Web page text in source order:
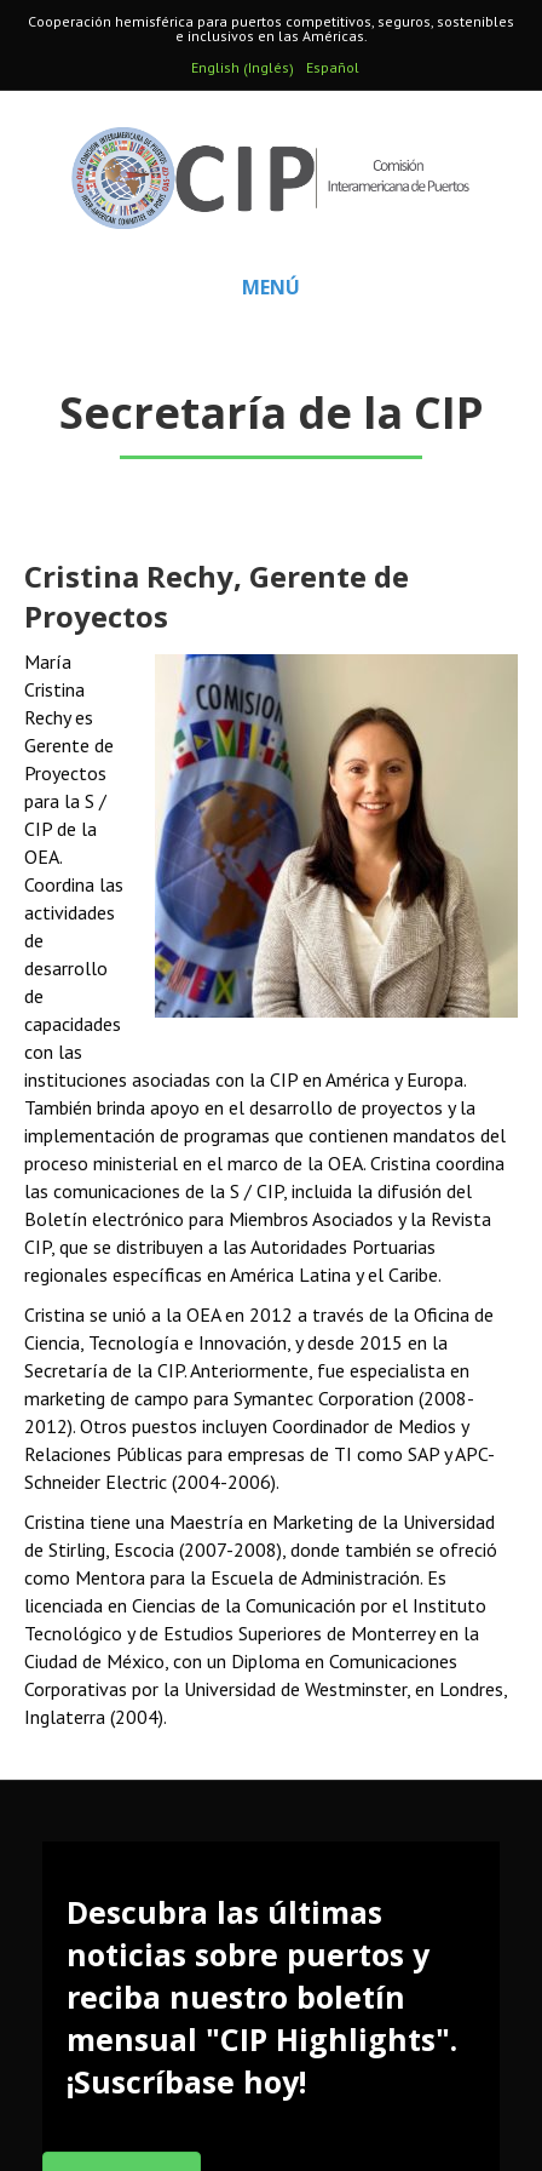
Cooperación hemisférica para puertos competitivos, seguros, sostenibles
e inclusivos en las Américas.
English (Inglés) Español
MENÚ
Secretaría de la CIP
Cristina Rechy, Gerente de
Proyectos
María
Cristina
Rechy es
Gerente de
Proyectos
para la S /
CIP de la
OEA.
Coordina las
actividades
de
desarrollo
de
capacidades
con las
instituciones asociadas con la CIP en América y Europa.
También brinda apoyo en el desarrollo de proyectos y la
implementación de programas que contienen mandatos del
proceso ministerial en el marco de la OEA. Cristina coordina
las comunicaciones de la S / CIP, incluida la difusión del
Boletín electrónico para Miembros Asociados y la Revista
CIP, que se distribuyen a las Autoridades Portuarias
regionales específicas en América Latina y el Caribe.
Cristina se unió a la OEA en 2012 a través de la Oficina de
Ciencia, Tecnología e Innovación, y desde 2015 en la
Secretaría de la CIP. Anteriormente, fue especialista en
marketing de campo para Symantec Corporation (2008-
2012). Otros puestos incluyen Coordinador de Medios y
Relaciones Públicas para empresas de TI como SAP y APC-
Schneider Electric (2004-2006).
Cristina tiene una Maestría en Marketing de la Universidad
de Stirling, Escocia (2007-2008), donde también se ofreció
como Mentora para la Escuela de Administración. Es
licenciada en Ciencias de la Comunicación por el Instituto
Tecnológico y de Estudios Superiores de Monterrey en la
Ciudad de México, con un Diploma en Comunicaciones
Corporativas por la Universidad de Westminster, en Londres,
Inglaterra (2004).
Descubra las últimas
noticias sobre puertos y
reciba nuestro boletín
mensual "CIP Highlights".
¡Suscríbase hoy!